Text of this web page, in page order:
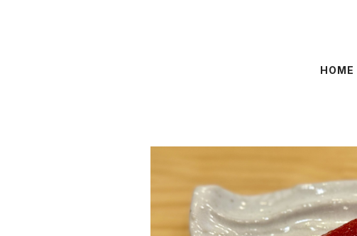
HOME